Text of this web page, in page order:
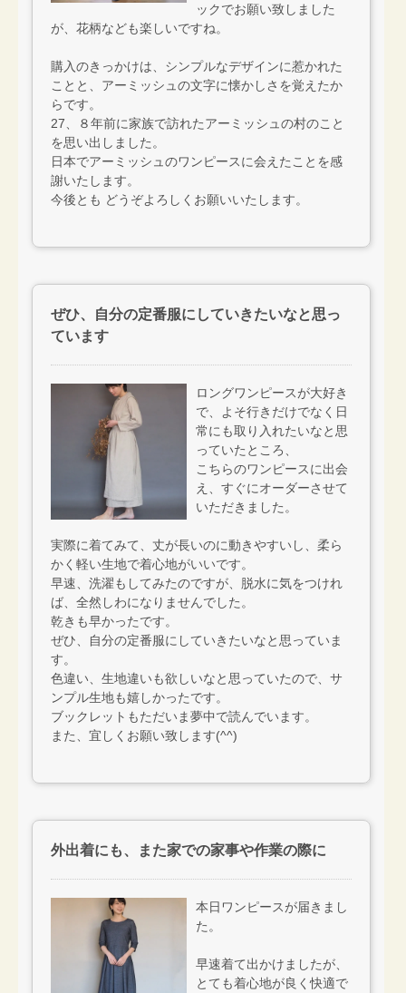
ックでお願い致しました
が、花柄なども楽しいですね。
購入のきっかけは、シンプルなデザインに惹かれた
ことと、アーミッシュの文字に懐かしさを覚えたか
らです。
27、８年前に家族で訪れたアーミッシュの村のこと
を思い出しました。
日本でアーミッシュのワンピースに会えたことを感
謝いたします。
今後とも どうぞよろしくお願いいたします。
ぜひ、自分の定番服にしていきたいなと思っ
ています
ロングワンピースが大好き
で、よそ行きだけでなく日
常にも取り入れたいなと思
っていたところ、
こちらのワンピースに出会
え、すぐにオーダーさせて
いただきました。
実際に着てみて、丈が長いのに動きやすいし、柔ら
かく軽い生地で着心地がいいです。
早速、洗濯もしてみたのですが、脱水に気をつけれ
ば、全然しわになりませんでした。
乾きも早かったです。
ぜひ、自分の定番服にしていきたいなと思っていま
す。
色違い、生地違いも欲しいなと思っていたので、サ
ンプル生地も嬉しかったです。
ブックレットもただいま夢中で読んでいます。
また、宜しくお願い致します(^^)
外出着にも、また家での家事や作業の際に
本日ワンピースが届きまし
た。
早速着て出かけましたが、
とても着心地が良く快適で